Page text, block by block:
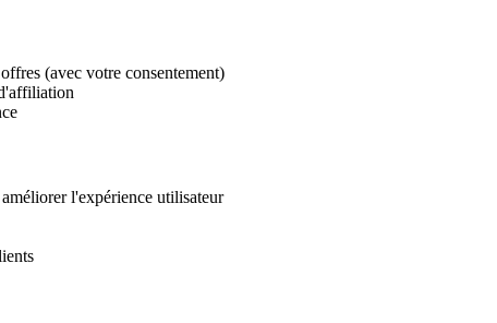
(avec votre consentement)
l'expérience utilisateur